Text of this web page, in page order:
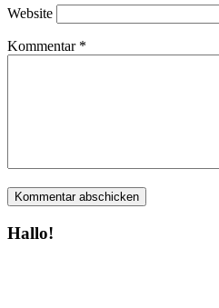
Website
Kommentar *
Hallo!